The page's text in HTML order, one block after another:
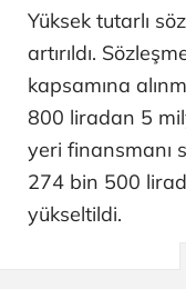
Yüksek tutarlı
artırıldı.
kapsamına
800 liradan 5
yeri finansmanı
274 bin 500
yükseltildi.